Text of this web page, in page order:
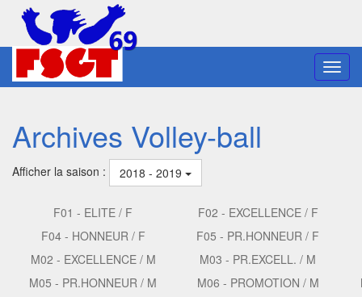
Archives Volley-ball
Afficher la saison : 2018 - 2019
F01 - ELITE / F
F02 - EXCELLENCE / F
F04 - HONNEUR / F
F05 - PR.HONNEUR / F
M02 - EXCELLENCE / M
M03 - PR.EXCELL. / M
M05 - PR.HONNEUR / M
M06 - PROMOTION / M